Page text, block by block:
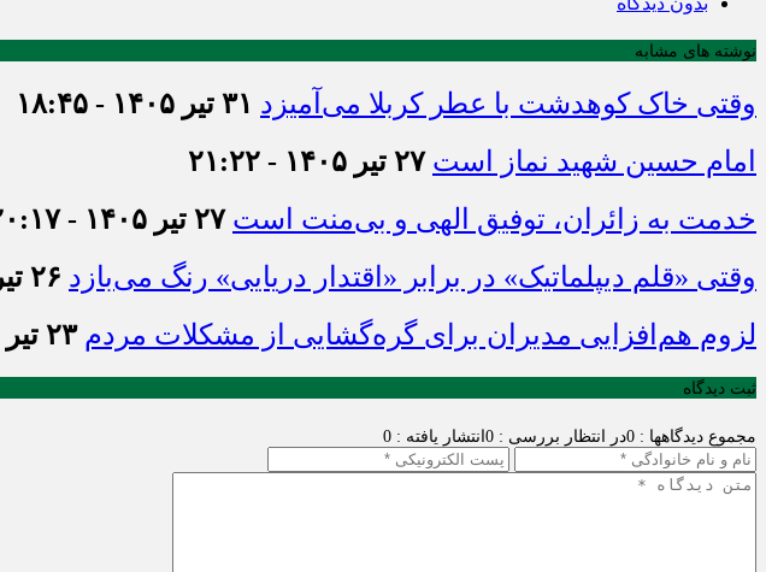
نوشته های مشابه
وقتی خاک کوهدشت با عطر کربلا می‌آمیزد ۳۱ تیر ۱۴۰۵ - ۱۸:۴۵
امام حسین شهید نماز است ۲۷ تیر ۱۴۰۵ - ۲۱:۲۲
خدمت به زائران، توفیق الهی و بی‌منت است ۲۷ تیر ۱۴۰۵ - ۲۰:۱۷
وقتی «قلم دیپلماتیک» در برابر «اقتدار دریایی» رنگ می‌بازد ۲۶ تیر ۱۴۰۵ - ۱۹:۵۰
لزوم هم‌افزایی مدیران برای گره‌گشایی از مشکلات مردم ۲۳ تیر ۱۴۰۵ - ۱۸:۲۸
ثبت دیدگاه
مجموع دیدگاهها : 0 در انتظار بررسی : 0 انتشار یافته : 0